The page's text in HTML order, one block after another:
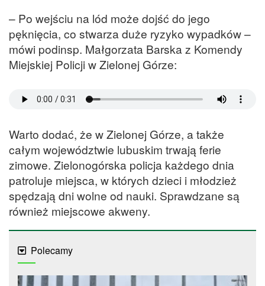
– Po wejściu na lód może dojść do jego
pęknięcia, co stwarza duże ryzyko wypadków –
mówi podinsp. Małgorzata Barska z Komendy
Miejskiej Policji w Zielonej Górze:
Warto dodać, że w Zielonej Górze, a także
całym województwie lubuskim trwają ferie
zimowe. Zielonogórska policja każdego dnia
patroluje miejsca, w których dzieci i młodzież
spędzają dni wolne od nauki. Sprawdzane są
również miejscowe akweny.
Polecamy